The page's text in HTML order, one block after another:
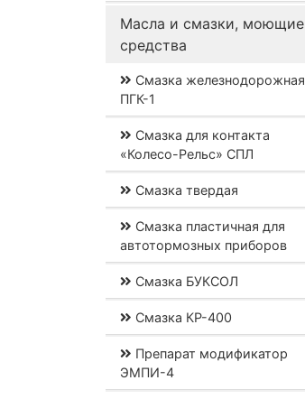
Масла и смазки, моющие
средства
Смазка железнодорожная
ПГК-1
Смазка для контакта
«Колесо-Рельс» СПЛ
Смазка твердая
Смазка пластичная для
автотормозных приборов
Смазка БУКСОЛ
Смазка КР-400
Препарат модификатор
ЭМПИ-4